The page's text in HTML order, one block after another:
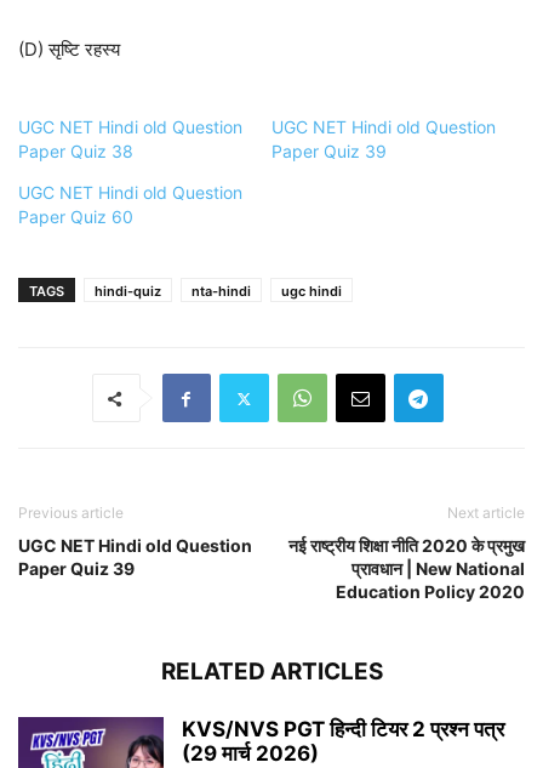
(D) सृष्टि रहस्य
UGC NET Hindi old Question
Paper Quiz 38
UGC NET Hindi old Question
Paper Quiz 39
UGC NET Hindi old Question
Paper Quiz 60
TAGS hindi-quiz nta-hindi ugc hindi
Previous article
UGC NET Hindi old Question
Paper Quiz 39
Next article
नई राष्ट्रीय शिक्षा नीति 2020 के प्रमुख
प्रावधान | New National
Education Policy 2020
RELATED ARTICLES
KVS/NVS PGT हिन्दी टियर 2 प्रश्न पत्र
(29 मार्च 2026)